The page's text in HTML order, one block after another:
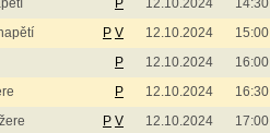
P 12.10.2024 14:30
P V 12.10.2024 15:00
P 12.10.2024 16:00
P 12.10.2024 16:30
P V 12.10.2024 17:00